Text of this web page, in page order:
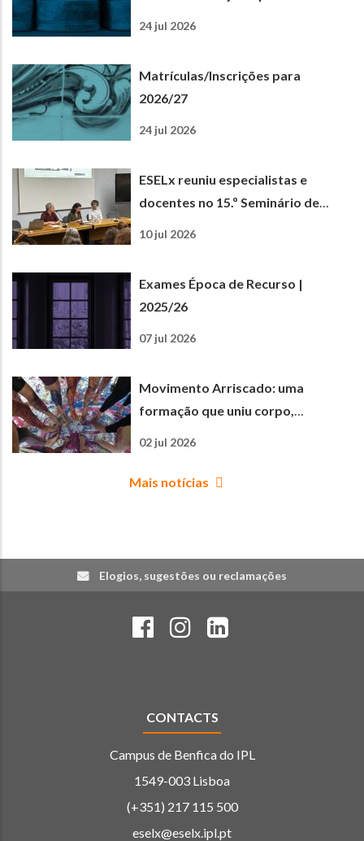
24 jul 2026
Matrículas/Inscrições para
2026/27
24 jul 2026
ESELx reuniu especialistas e
docentes no 15.º Seminário de
10 jul 2026
Exames Época de Recurso |
2025/26
07 jul 2026
Movimento Arriscado: uma
formação que uniu corpo,
02 jul 2026
Mais notícias
Elogios, sugestões ou reclamações
CONTACTS
Campus de Benfica do IPL
1549-003 Lisboa
(+351) 217 115 500
eselx@eselx.ipl.pt